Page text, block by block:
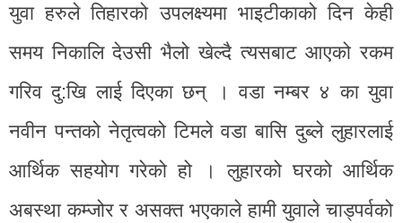
युवा हरुले तिहारको उपलक्ष्यमा भाइटीकाको दिन केही
समय निकालि देउसी भैलो खेल्दै त्यसबाट आएको रकम
गरिव दु:खि लाई दिएका छन् । वडा नम्बर ४ का युवा
नवीन पन्तको नेतृत्वको टिमले वडा बासि दुब्ले लुहारलाई
आर्थिक सहयोग गरेको हो । लुहारको घरको आर्थिक
अबस्था कम्जोर र असक्त भएकाले हामी युवाले चाड्पर्वको